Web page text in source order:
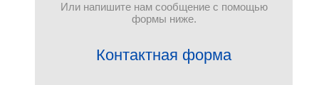
Или напишите нам сообщение с помощью
формы ниже.
Контактная форма